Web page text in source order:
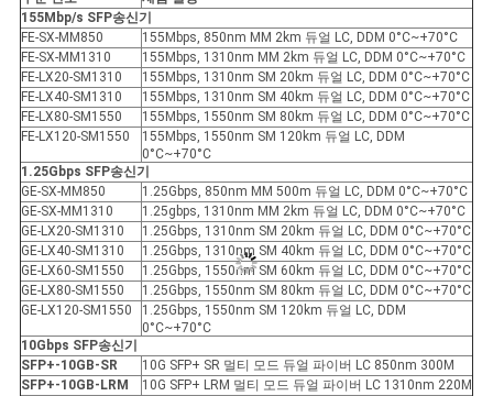
155Mbp/s SFP송신기
FE-SX-MM850
155Mbps, 850nm MM 2km 듀얼 LC, DDM 0°C~+70°C
FE-SX-MM1310
155Mbps, 1310nm MM 2km 듀얼 LC, DDM 0°C~+70°C
FE-LX20-SM1310
155Mbps, 1310nm SM 20km 듀얼 LC, DDM 0°C~+70°C
FE-LX40-SM1310
155Mbps, 1310nm SM 40km 듀얼 LC, DDM 0°C~+70°C
FE-LX80-SM1550
155Mbps, 1550nm SM 80km 듀얼 LC, DDM 0°C~+70°C
FE-LX120-SM1550
155Mbps, 1550nm SM 120km 듀얼 LC, DDM
0°C~+70°C
1.25Gbps SFP송신기
GE-SX-MM850
1.25Gbps, 850nm MM 500m 듀얼 LC, DDM 0°C~+70°C
GE-SX-MM1310
1.25gbps, 1310nm MM 2km 듀얼 LC, DDM 0°C~+70°C
GE-LX20-SM1310
1.25Gbps, 1310nm SM 20km 듀얼 LC, DDM 0°C~+70°C
GE-LX40-SM1310
1.25Gbps, 1310nm SM 40km 듀얼 LC, DDM 0°C~+70°C
GE-LX60-SM1550
1.25Gbps, 1550nm SM 60km 듀얼 LC, DDM 0°C~+70°C
GE-LX80-SM1550
1.25Gbps, 1550nm SM 80km 듀얼 LC, DDM 0°C~+70°C
GE-LX120-SM1550
1.25Gbps, 1550nm SM 120km 듀얼 LC, DDM
0°C~+70°C
10Gbps SFP송신기
SFP+-10GB-SR
10G SFP+ SR 멀티 모드 듀얼 파이버 LC 850nm 300M
SFP+-10GB-LRM
10G SFP+ LRM 멀티 모드 듀얼 파이버 LC 1310nm 220M